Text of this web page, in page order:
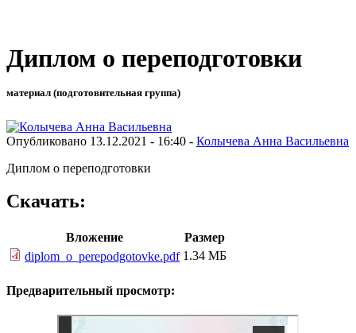
Диплом о переподготовки
материал (подготовительная группа)
Опубликовано 13.12.2021 - 16:40 - Колычева Анна Васильевна
Диплом о переподготовки
Скачать:
Вложение
Размер
diplom_o_perepodgotovke.pdf 1.34 МБ
Предварительный просмотр: